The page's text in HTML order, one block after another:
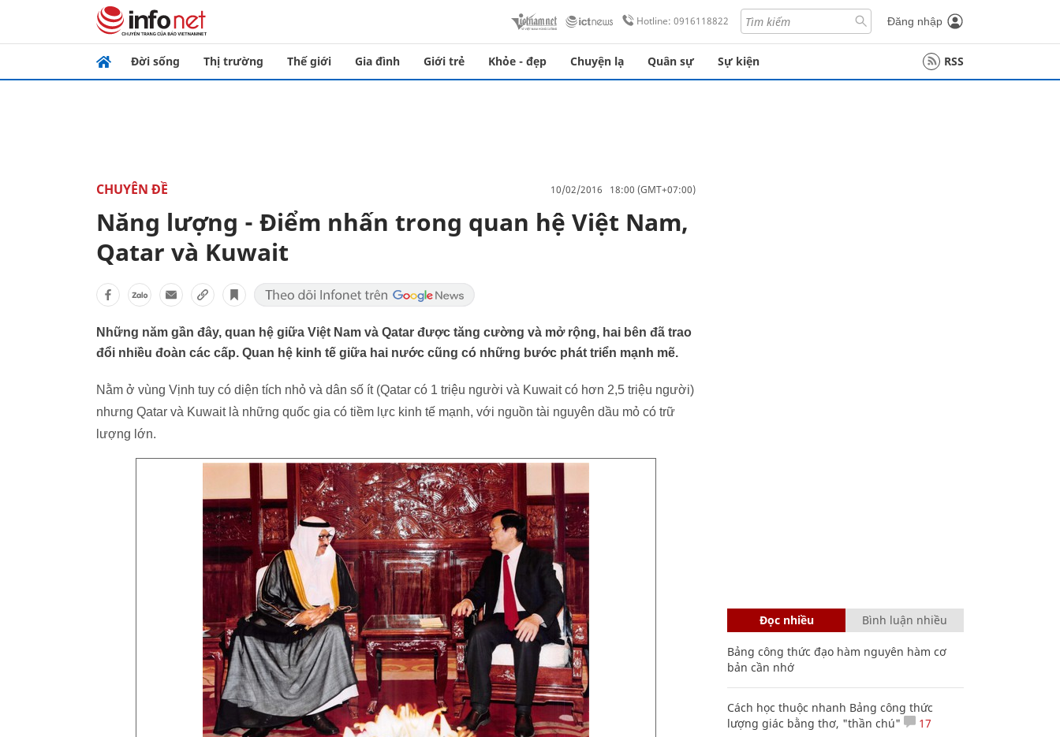
Hotline: 0916118822 Đăng nhập
Đời sống Thị trường Thế giới Gia đình Giới trẻ Khỏe - đẹp Chuyện lạ Quân sự Sự kiện RSS
CHUYÊN ĐỀ 10/02/2016 18:00 (GMT+07:00)
Năng lượng - Điểm nhấn trong quan hệ Việt Nam,
Qatar và Kuwait
Những năm gần đây, quan hệ giữa Việt Nam và Qatar được tăng cường và mở rộng, hai bên đã trao
đổi nhiều đoàn các cấp. Quan hệ kinh tế giữa hai nước cũng có những bước phát triển mạnh mẽ.
Nằm ở vùng Vịnh tuy có diện tích nhỏ và dân số ít (Qatar có 1 triệu người và Kuwait có hơn 2,5 triệu người)
nhưng Qatar và Kuwait là những quốc gia có tiềm lực kinh tế mạnh, với nguồn tài nguyên dầu mỏ có trữ
lượng lớn.
Đọc nhiều Bình luận nhiều
Bảng công thức đạo hàm nguyên hàm cơ
bản cần nhớ
Cách học thuộc nhanh Bảng công thức
lượng giác bằng thơ, "thần chú"
17